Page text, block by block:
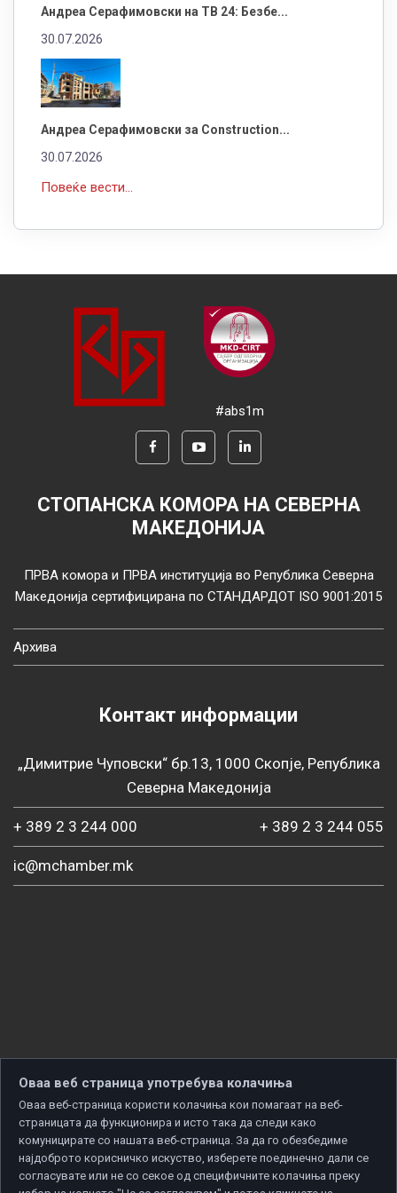
Андреа Серафимовски на ТВ 24: Безбе...
30.07.2026
Андреа Серафимовски за Construction...
30.07.2026
Повеќе вести...
#abs1m
СТОПАНСКА КОМОРА НА СЕВЕРНА
МАКЕДОНИЈА
ПРВА комора и ПРВА институција во Република Северна
Македонија сертифицирана по СТАНДАРДОТ ISO 9001:2015
Архива
Контакт информации
„Димитрие Чуповски“ бр.13, 1000 Скопје, Република
Северна Македонија
+ 389 2 3 244 000 + 389 2 3 244 055
ic@mchamber.mk
Оваа веб страница употребува колачиња
Оваа веб-страница користи колачиња кои помагаат на веб-
страницата да функционира и исто така да следи како
комуницирате со нашата веб-страница. За да го обезбедиме
најдоброто корисничко искуство, изберете поединечно дали се
согласувате или не со секое од специфичните колачиња преку